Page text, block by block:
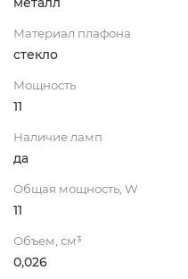
Материал плафона
стекло
Мощность
11
Наличие ламп
да
Общая мощность, W
11
Объем, см³
0,026